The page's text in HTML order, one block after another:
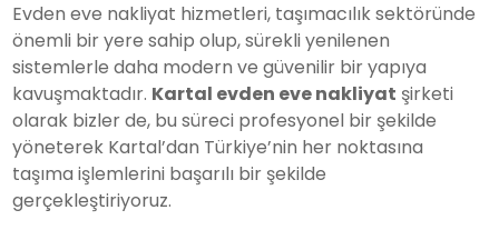
Evden eve nakliyat hizmetleri, taşımacılık sektöründe
önemli bir yere sahip olup, sürekli yenilenen
sistemlerle daha modern ve güvenilir bir yapıya
kavuşmaktadır. Kartal evden eve nakliyat şirketi
olarak bizler de, bu süreci profesyonel bir şekilde
yöneterek Kartal’dan Türkiye’nin her noktasına
taşıma işlemlerini başarılı bir şekilde
gerçekleştiriyoruz.